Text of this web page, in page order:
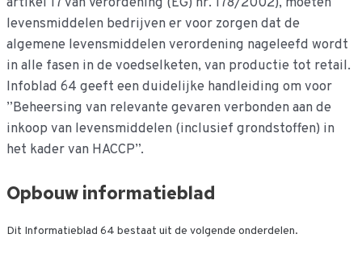
levensmiddelen bedrijven er voor zorgen dat de
algemene levensmiddelen verordening nageleefd wordt
in alle fasen in de voedselketen, van productie tot retail.
Infoblad 64 geeft een duidelijke handleiding om voor
”Beheersing van relevante gevaren verbonden aan de
inkoop van levensmiddelen (inclusief grondstoffen) in
het kader van HACCP”.
Opbouw informatieblad
Dit Informatieblad 64 bestaat uit de volgende onderdelen.